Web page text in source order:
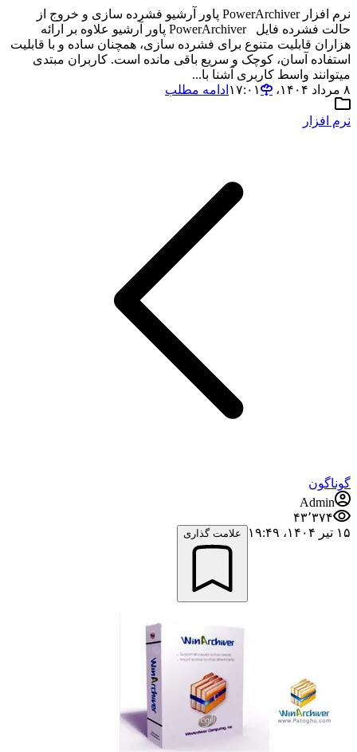
نرم افزار PowerArchiver پاور آرشیو فشرده سازی و خروج از
حالت فشرده فایل PowerArchiver پاور آرشیو علاوه بر ارائه
هزاران قابلیت متنوع برای فشرده سازی، همچنان ساده و با قابلیت
استفاده آسان، کوچک و سریع باقی مانده است. کاربران مبتدی
میتوانند واسط کاربری آشنا با...
۸ مرداد ۱۴۰۴،‏ ۱۷:۰۱
ادامه مطلب
نرم افزار
گوناگون
Admin
۴۳٬۳۷۴
۱۵ تیر ۱۴۰۴،‏ ۱۹:۴۹
علامت گذاری